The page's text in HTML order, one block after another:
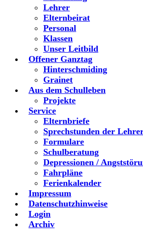
Lehrer
Elternbeirat
Personal
Klassen
Unser Leitbild
Offener Ganztag
Hinterschmiding
Grainet
Aus dem Schulleben
Projekte
Service
Elternbriefe
Sprechstunden der
Formulare
Schulberatung
Depressionen /
Fahrpläne
Ferienkalender
Impressum
Datenschutzhinweise
Login
Archiv